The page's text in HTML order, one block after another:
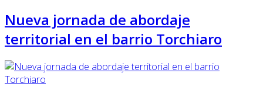
Nueva jornada de abordaje
territorial en el barrio Torchiaro